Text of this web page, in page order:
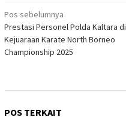
Navigasi
pos
Pos sebelumnya
Prestasi Personel Polda Kaltara di
Kejuaraan Karate North Borneo
Championship 2025
POS TERKAIT